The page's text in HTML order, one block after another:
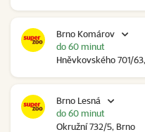
Brno Komárov
Hněvkovského 701/
do 60 minut
Brno Lesná
Okružní 732/5, Brno
do 60 minut